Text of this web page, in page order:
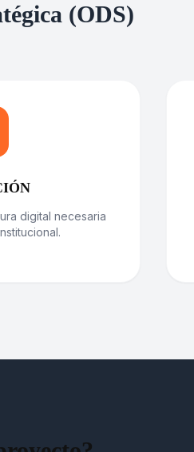
(ODS)
digital necesaria